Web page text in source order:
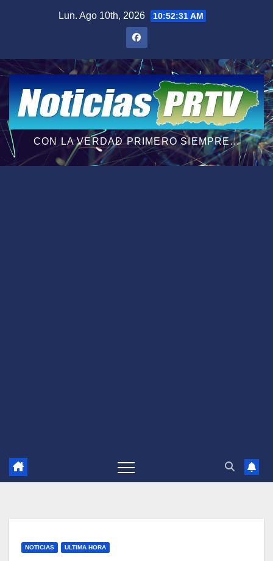
Lun. Ago 10th, 2026 10:52:32 AM
CON LA VERDAD PRIMERO SIEMPRE...
NOTICIAS ULTIMA HORA